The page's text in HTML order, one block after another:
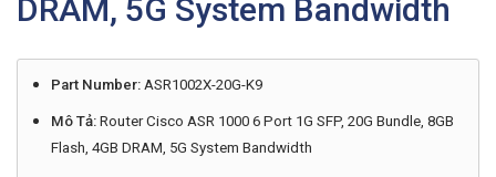
DRAM, 5G System Bandwidth
Part Number:ASR1002X-20G-K9
Mô Tả:Router Cisco ASR 1000 6 Port 1G SFP, 20G Bundle, 8GB
Flash, 4GB DRAM, 5G System Bandwidth